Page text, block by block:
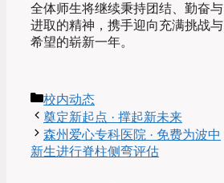
全体师生将继续秉持团结、勤奋与
进取的精神，携手迎向充满挑战与
希望的崭新一年。
Categories
校内动态
Post
navigation
奠定新起点 · 撑起新未来
森州爱心专科医院 · 免费为波中
新生进行脊柱侧弯评估